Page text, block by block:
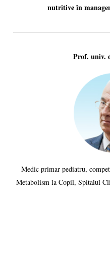
nutritive în
Prof. univ.
Medic primar pediatru,
Metabolism la Copil, Spitalul